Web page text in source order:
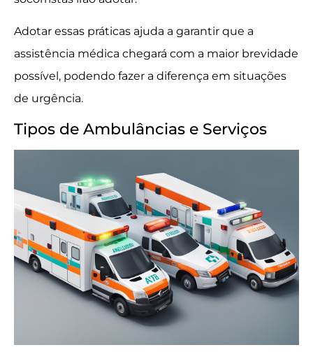
Adotar essas práticas ajuda a garantir que a
assistência médica chegará com a maior brevidade
possível, podendo fazer a diferença em situações
de urgência.
Tipos de Ambulâncias e Serviços